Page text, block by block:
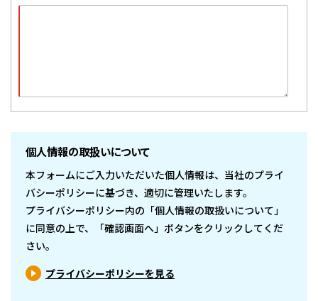
個人情報の取扱いについて
本フォームにご入力いただいた個人情報は、当社のプライ
バシーポリシーに基づき、適切に管理いたします。
プライバシーポリシー内の「個人情報の取扱いについて」
に同意の上で、「確認画面へ」ボタンをクリックしてくだ
さい。
プライバシーポリシーを見る